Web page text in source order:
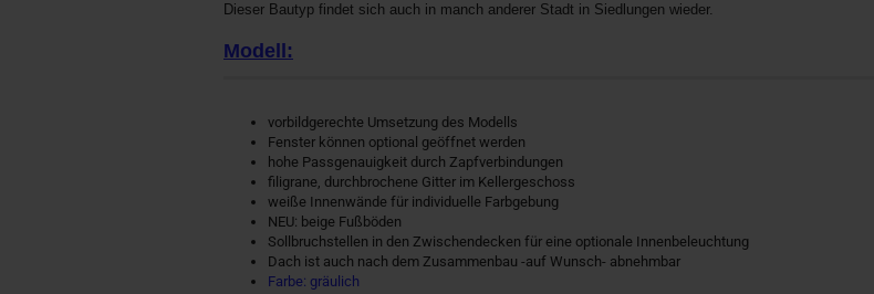
Dieser Bautyp findet sich auch in manch anderer Stadt in Siedlungen wieder.
Modell:
vorbildgerechte Umsetzung des Modells
Fenster können optional geöffnet werden
hohe Passgenauigkeit durch Zapfverbindungen
filigrane, durchbrochene Gitter im Kellergeschoss
weiße Innenwände für individuelle Farbgebung
NEU: beige Fußböden
Sollbruchstellen in den Zwischendecken für eine optionale Innenbeleuchtung
Dach ist auch nach dem Zusammenbau -auf Wunsch- abnehmbar
Farbe: gräulich